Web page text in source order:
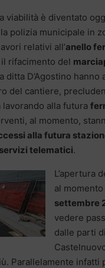
viabilità è diventato
polizia municipale in
relativi all’anello
rifacimento del
ditta D’Agostino hanno
del cantiere,
lavorando alla futura
al momento,
alla futura
telematici.
L’apertura
al
settembre
vedere
dalle parti
Parallelamente infatti